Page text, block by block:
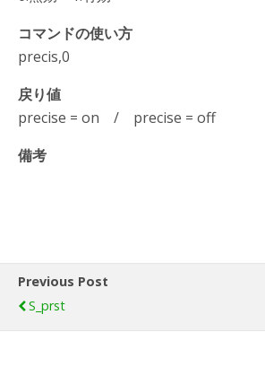
コマンドの使い方
precis,0
戻り値
precise = on / precise = off
備考
Previous Post
S_prst